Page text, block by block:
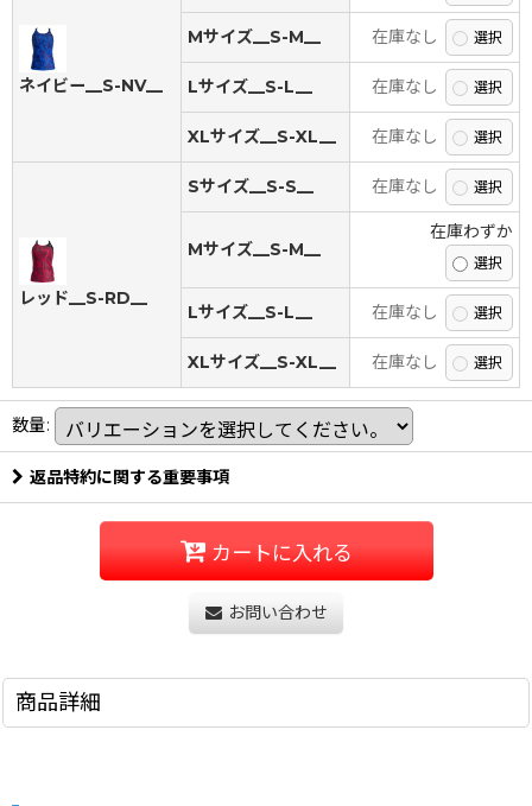
ネイビー__S-NV__
Mサイズ__S-M__ 在庫なし
Lサイズ__S-L__ 在庫なし
XLサイズ__S-XL__ 在庫なし
レッド__S-RD__
Sサイズ__S-S__ 在庫なし
Mサイズ__S-M__
在庫わずか
Lサイズ__S-L__ 在庫なし
XLサイズ__S-XL__ 在庫なし
数量:
返品特約に関する重要事項
カートに入れる
お問い合わせ
商品詳細